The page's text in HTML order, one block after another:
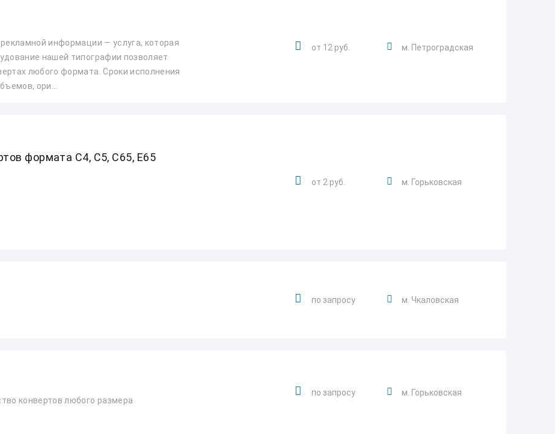
информации — услуга, которая
нашей типографии позволяет
любого формата. Сроки исполнения
ори...
от 12 руб. м. Петроградская
формата С4, С5, С65, Е65
от 2 руб. м. Горьковская
по запросу м. Чкаловская
конвертов любого размера
по запросу м. Горьковская